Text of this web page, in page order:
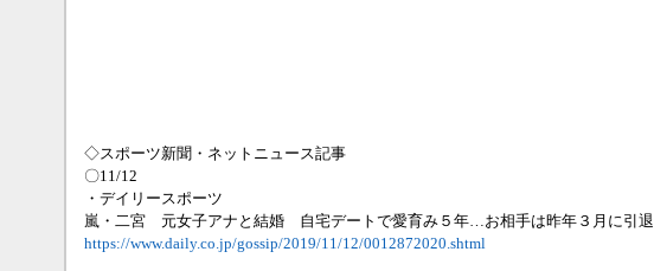
◇スポーツ新聞・ネットニュース記事
〇11/12
・デイリースポーツ
嵐・二宮 元女子アナと結婚 自宅デートで愛育み５年…お相手は昨年３月に引退
https://www.daily.co.jp/gossip/2019/11/12/0012872020.shtml